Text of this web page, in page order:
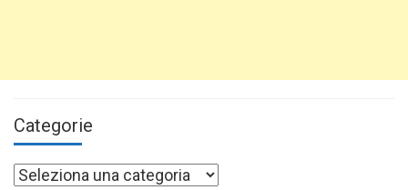
Categorie
Categorie